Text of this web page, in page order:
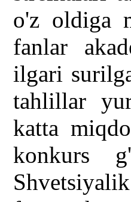
o'z oldiga
fanlar
ilgari
tahlillar
katta
konkurs